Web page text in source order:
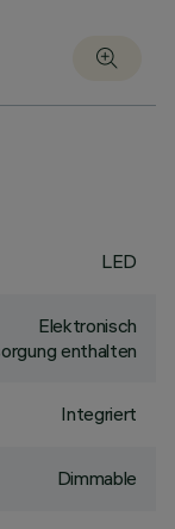
LED
Elektronisch
enthalten
Integriert
Dimmable